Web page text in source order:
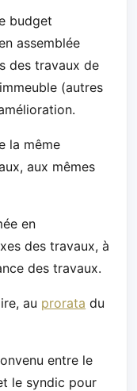
budget
assemblée
des travaux de
(autres
la même
aux mêmes
en
des travaux, à
des travaux.
au prorata du
entre le
le syndic pour